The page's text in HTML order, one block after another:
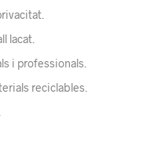
lacat.
i professionals.
reciclables.